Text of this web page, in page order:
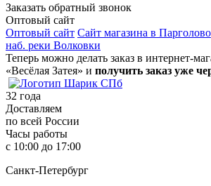
Заказать обратный звонок
Оптовый сайт
Оптовый сайт Сайт магазина в Парголово
наб. реки Волковки
Теперь можно делать заказ в интернет-
«Весёлая Затея» и получить заказ уже
32 года
Доставляем
по всей России
Часы работы
с 10:00 до 17:00
Санкт-Петербург